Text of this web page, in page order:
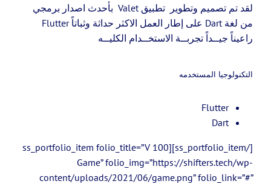
لقد تم تصميم وتطوير تطبيق Valet بأحدث اصدار برمجي
من لغة Dart على إطار العمل الاكثر حداثة وثباتاً Flutter
راعيناً جيــداً تجربــة الاستخــدام الكليــه
التكنولوجيا المستخدمه
Flutter
Dart
[/ss_portfolio_item][ss_portfolio_item folio_title=”V 100
Game” folio_img=”https://shifters.tech/wp-
content/uploads/2021/06/game.png” folio_link=”#”